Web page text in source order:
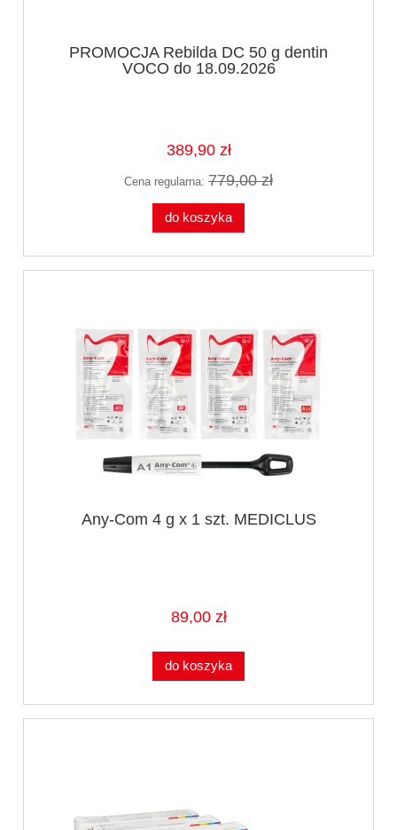
PROMOCJA Rebilda DC 50 g dentin
VOCO do 18.09.2026
389,90 zł
Cena regularna: 779,00 zł
do koszyka
Any-Com 4 g x 1 szt. MEDICLUS
89,00 zł
do koszyka